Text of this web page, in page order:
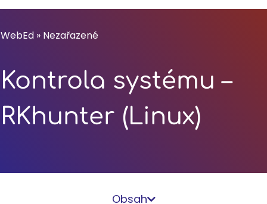
WebEd » Nezařazené
Kontrola systému –
RKhunter (Linux)
Obsah